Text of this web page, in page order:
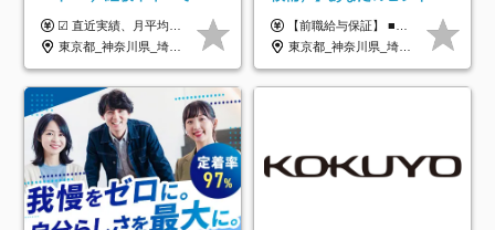
／実質還元率80～90%／前
給保証／AI系など最先端案
件多数
☑︎ 直近実績、月平均17,000円の昇給 ☑︎ 前職給与100%保証 ☑︎ 実質還元率80～90% ☑︎ 待機時も給与は満額支給 月給35万円～70万円＋交通費など各種手当 ※想定年収：4,200,000円～10,560,000円 ※経験・能力等を考慮の上で決定します。 ※上記金額には、みなし残業手当（50時間分・104,000円～212,000円）を含みます。超過分は別途追加支給します。 ┗残業時間は月平均10時間、多い時でも20時間程度と安定しております ★単価連動型の給与体系ではないため、万が一待機になってもその間の給与は満額支給しています。 ＜1年間の昇給事例をご紹介！＞ ・20代/フロントエンドエンジニア：月給274,000円→月給362,000円（＋88,000円/月） ・20代/iOSエンジニア：月給237,000円→月給287,000円（＋50,000円/月） ・20代/Androidエンジニア：月給316,000円→月給374,000円（＋58,000円/月） ・30代/Javaエンジニア（上流）：月給340,000円→月給418,000円（＋78,000円/月） ・30代/PMO：月給340,000円→月給418,000円（＋78,000円/月）
東京都_神奈川県_埼玉県_千葉県_大阪府_愛知県_北海道_青森県_岩手県_宮城県_秋田県_山形県_福島県_茨城県_栃木県_群馬県_新潟県_山梨県_長野県_富山県_石川県_福井県_静岡県_岐阜県_三重県_兵庫県_京都府_滋賀県_奈良県_和歌山県_広島県_岡山県_鳥取県_島根県_山口県_徳島県_香川県_愛媛県_高知県_福岡県_熊本県_佐賀県_長崎県_大分県_宮崎県_鹿児島県_沖縄県
経験をAI業界で活かす◆IT
未経験OK◆目指せるコンサ
ル
【前職給与保証】 ■未経験者： 月給30万円～35万円 ■ローキャリア（経験目安1年程度）： 月給35万円～40万円 ■経験者（経験目安3年以上）： 月給40万円～60万円 ■即戦力（経験目安5年以上）： 月給45万円～80万円 ※上記金額には固定残業代30時間分 【未経験者5万5000円～7万3000円、 ローキャリア6万4000円～7万3000円、 経験者5万8000円～10万9000円、 即戦力8万2000円～14万5000円】を含みます。 ※30時間を超える場合は追加で全額支給します。 ※経験・能力・前職給与などを総合的に評価したうえでご納得いただけるよう個別決定。 未経験者の場合、前職給与とポテンシャルを査定のうえ決定いたします。 ※日本国内でのIT業界経験、または同等の実務経験と能力に応じて決定します。 ※前職給与は日本円かつ、日本国内での実績に基づき評価します。 【納得の評価システム】 ★クォーター毎に査定する評価制度導入！ 明確な評価基準で翌年度年収を上げましょう！ ★評価対象期間に在籍中のほとんどの社員が昇給し 年収アップを実現しています！ ★様々なインセンティブ制度を用意し多角的に正当評価しています！ ※試用期間6カ月（期間中の待遇等に差異なし）
東京都_神奈川県_埼玉県_千葉県